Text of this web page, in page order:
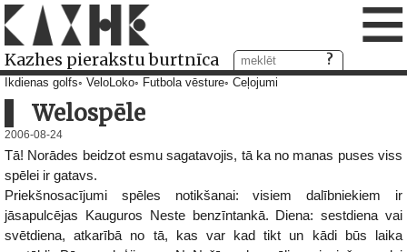
Kazhes pierakstu burtnīca ≡
Ikdienas golfs VeloLoko Futbola vēsture Ceļojumi
Welospēle
2006-08-24
Tā! Norādes beidzot esmu sagatavojis, tā ka no manas puses viss
spēlei ir gatavs.
Priekšnosacījumi spēles notikšanai: visiem dalībniekiem ir
jāsapulcējas Kauguros Neste benzīntankā. Diena: sestdiena vai
svētdiena, atkarībā no tā, kas var kad tikt un kādi būs laika